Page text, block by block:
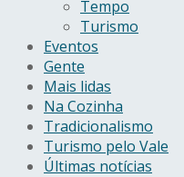
Tempo
Turismo
Eventos
Gente
Mais lidas
Na Cozinha
Tradicionalismo
Turismo pelo Vale
Últimas notícias